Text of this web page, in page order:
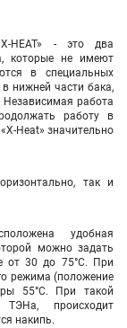
HEAT» - это два
которые не имеют
в специальных
нижней части бака,
работа
работу в
Heat» значительно
так и
удобная
можно задать
от 30 до 75°С. При
режима (положение
55°С. При такой
происходит
накипь.